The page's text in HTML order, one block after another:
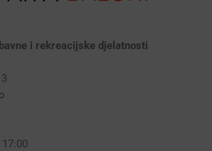
i rekreacijske djelatnosti